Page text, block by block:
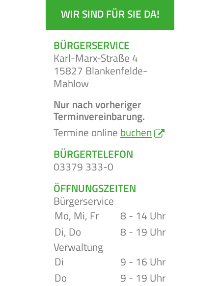
WIR SIND FÜR SIE DA!
BÜRGERSERVICE
Karl-Marx-Straße 4
15827 Blankenfelde-
Mahlow
Nur nach vorheriger
Terminvereinbarung.
Termine online buchen
BÜRGERTELEFON
03379 333-0
ÖFFNUNGSZEITEN
Bürgerservice
Mo, Mi, Fr
8 - 14 Uhr
Di, Do
8 - 19 Uhr
Verwaltung
Di
9 - 16 Uhr
Do
9 - 19 Uhr